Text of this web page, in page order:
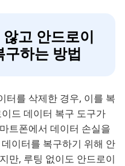
고 안드로이
하는 방법
터를 삭제한 경우, 이를 복
드 데이터 복구 도구가
트폰에서 데이터 손실을
이터를 복구하기 위해 안
만, 루팅 없이도 안드로이